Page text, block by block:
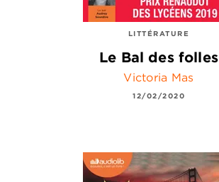
LITTÉRATURE
Le Bal des folles
Victoria Mas
12/02/2020